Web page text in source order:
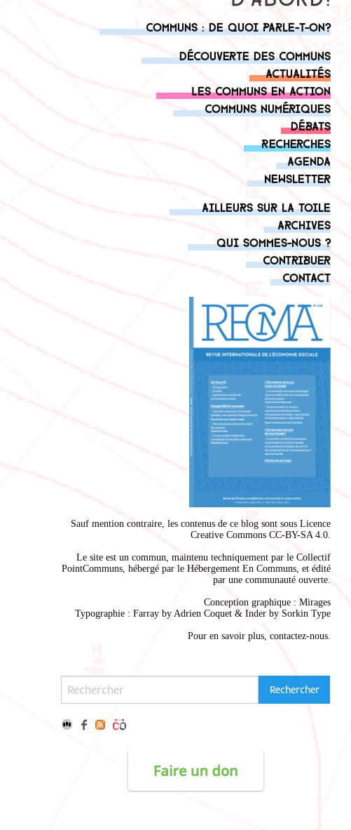
Communs : de quoi parle-t-on?
Découverte des communs
Actualités
Les communs en action
Communs numériques
Débats
Recherches
Agenda
Newsletter
Ailleurs sur la toile
Archives
Qui sommes-nous ?
Contribuer
Contact
Sauf mention contraire, les contenus de ce blog sont sous Licence
Creative Commons CC-BY-SA 4.0.
Le site est un commun, maintenu techniquement par le Collectif
PointCommuns, hébergé par le Hébergement En Communs, et édité
par une communauté ouverte.
Conception graphique : Mirages
Typographie : Farray by Adrien Coquet & Inder by Sorkin Type
Pour en savoir plus, contactez-nous.